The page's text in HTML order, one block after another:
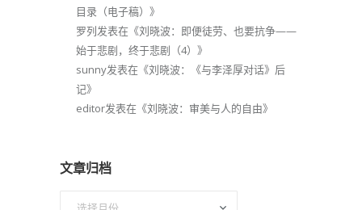
目录（电子稿） 》
罗列发表在《刘晓波：即便徒劳、也要抗争——
始于悲剧，终于悲剧（4） 》
sunny发表在《刘晓波：《与李泽厚对话》后
记》
editor发表在《刘晓波：审美与人的自由》
文章归档